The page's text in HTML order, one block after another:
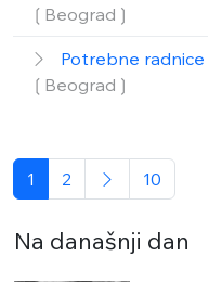
❲Beograd❳
Potrebne
❲Beograd❳
1 2 10
Na današnji dan